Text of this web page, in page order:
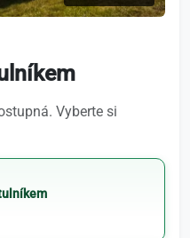
Vyberte si